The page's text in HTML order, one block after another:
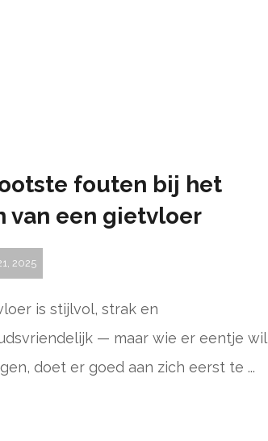
fouten bij het
van een gietvloer
2025
is stijlvol, strak en
— maar wie er eentje wil
doet er goed aan zich eerst te ...